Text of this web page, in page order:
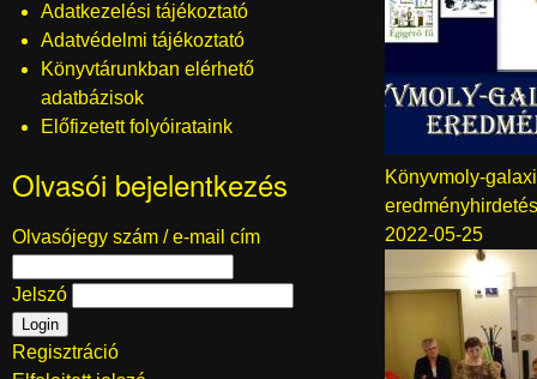
Adatkezelési tájékoztató
Adatvédelmi tájékoztató
Könyvtárunkban elérhető
adatbázisok
Előfizetett folyóirataink
Olvasói bejelentkezés
Olvasójegy szám / e-mail cím
Jelszó
Regisztráció
Könyvmoly-
2022-05-25